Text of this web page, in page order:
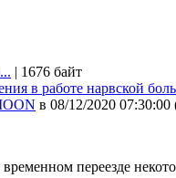
| 1676 байт
в работе нарвской
в 08/12/2020 07:30:00
переезде